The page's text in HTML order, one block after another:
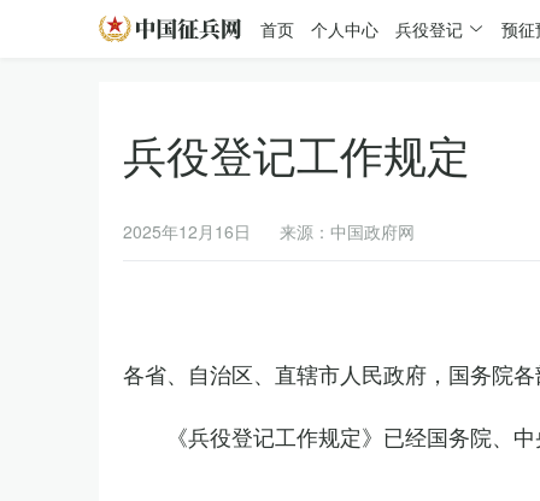
首页 个人中心 兵役登记 预征
兵役登记工作规定
2025年12月16日 来源：中国政府网
各省、自治区、直辖市人民政府，国务院
《兵役登记工作规定》已经国务院、